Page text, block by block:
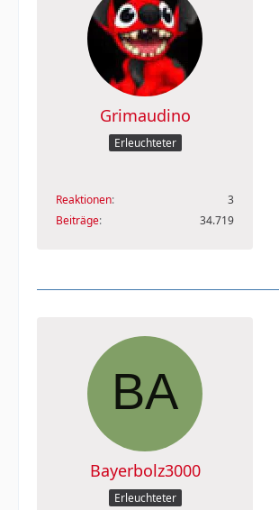
Grimaudino
Erleuchteter
Reaktionen
3
Beiträge
34.719
Bayerbolz3000
Erleuchteter